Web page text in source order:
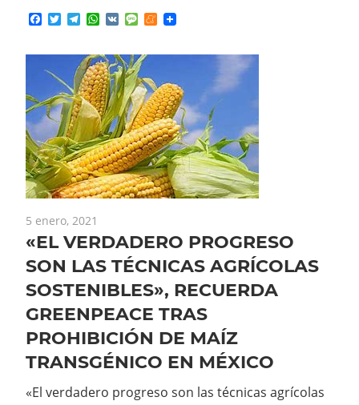
Facebook
TwitterTelegram
WhatsApp
VK MessageMeneame
5 enero, 2021
«EL VERDADERO PROGRESO
SON LAS TÉCNICAS AGRÍCOLAS
SOSTENIBLES», RECUERDA
GREENPEACE TRAS
PROHIBICIÓN DE MAÍZ
TRANSGÉNICO EN MÉXICO
«El verdadero progreso son las técnicas agrícolas